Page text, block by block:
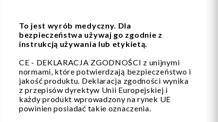
To jest wyrób medyczny. Dla
bezpieczeństwa używaj go zgodnie z
instrukcją używania lub etykietą.
CE - DEKLARACJA ZGODNOŚCI z unijnymi
normami, które potwierdzają bezpieczeństwo i
jakość produktu. Deklaracja zgodności wynika
z przepisów dyrektyw Unii Europejskiej i
każdy produkt wprowadzony na rynek UE
powinien posiadać takie oznaczenia.